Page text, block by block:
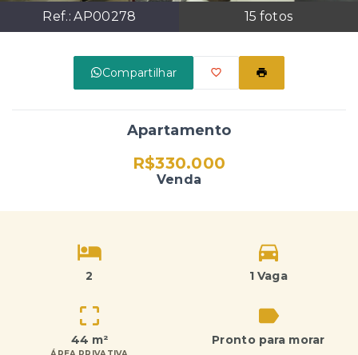
Ref.:AP00278 15 fotos
Compartilhar
Apartamento
R$330.000
Venda
2 1 Vaga
44 m² Pronto para morar